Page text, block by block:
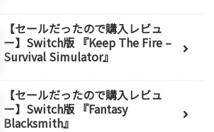
【セールだったので購入レビュ
ー】Switch版 『Keep The Fire –
Survival Simulator』
【セールだったので購入レビュ
ー】Switch版 『Fantasy
Blacksmith』